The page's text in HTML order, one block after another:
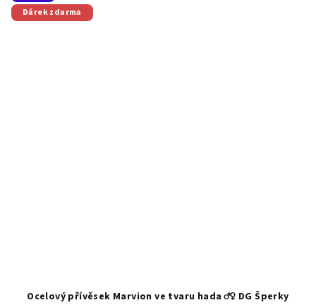
Dárek zdarma
Ocelový přívěsek Marvion ve tvaru hada ♂️♀️ DG Šperky